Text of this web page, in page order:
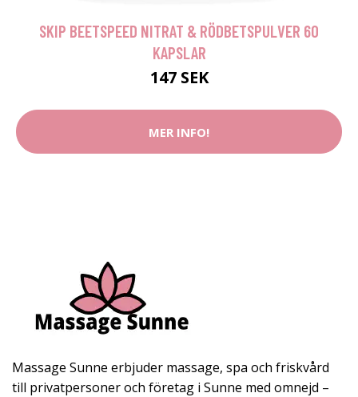
SKIP BEETSPEED NITRAT & RÖDBETSPULVER 60
KAPSLAR
147 SEK
MER INFO!
Massage Sunne erbjuder massage, spa och friskvård
till privatpersoner och företag i Sunne med omnejd –